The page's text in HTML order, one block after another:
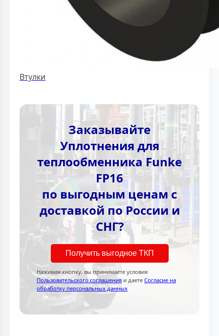
Втулки
Заказывайте
Уплотнения для
теплообменника Funke
FP16
по выгодным ценам с
доставкой по России и
СНГ?
Получить выгодное ТКП
Нажимая кнопку, вы принимаете условия
Пользовательского соглашения и даете Согласие на
обработку персональных данных